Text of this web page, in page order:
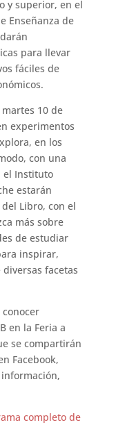
y superior, en el
Enseñanza de
para llevar
fáciles de
10 de
experimentos
en los
con una
el Instituto
estarán
Libro, con el
más sobre
de estudiar
inspirar,
facetas
en la Feria a
se compartirán
Facebook,
completo de